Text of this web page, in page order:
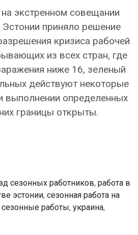
экстренном совещании
Эстонии приняло решение
кризиса рабочей
из всех стран, где
ниже 16, зеленый
действуют некоторые
выполнении определенных
границы открыты.
сезонных работников, работа в
эстонии, сезонная работа на
сезонные работы, украина,